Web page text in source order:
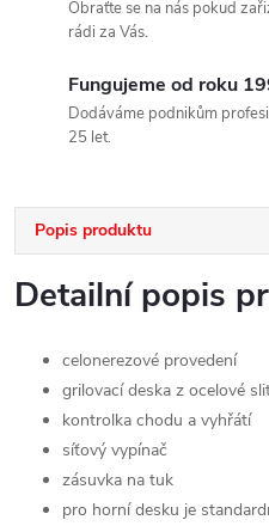
Obraťte se na nás pokud
rádi za Vás.
Fungujeme od roku
Dodáváme podnikům
25 let.
Popis produktu
Detailní popis
celonerezové provedení
grilovací deska z ocelové
kontrolka chodu a vyhřátí
síťový vypínač
zásuvka na tuk
pro horní desku je